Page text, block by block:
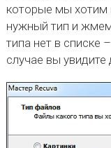
которые мы хотим
нужный тип и
типа нет в списке
случае вы увидите